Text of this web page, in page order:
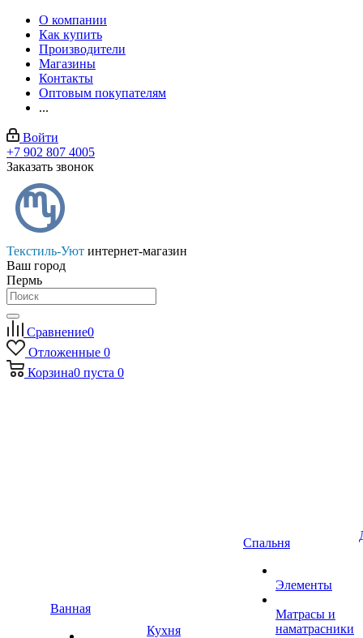
О компании
Как купить
Производители
Магазины
Контакты
Оптовым покупателям
...
Войти
+7 902 807 4005
Заказать звонок
Текстиль-Уют интернет-магазин
Ваш город
Пермь
Сравнение0
Отложенные 0
Корзина0 пуста 0
Ванная
Кухня
Спальня
Элементы
Матрасы и
наматрасники